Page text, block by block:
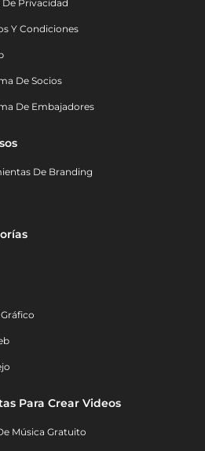
Privacidad
Y Condiciones
De Socios
De Embajadores
De Branding
Para Crear Videos
Música Gratuito